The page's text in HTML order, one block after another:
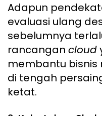
Adapun
evaluasi ulang
sebelumnya
rancangan cloud
membantu
di tengah
ketat.